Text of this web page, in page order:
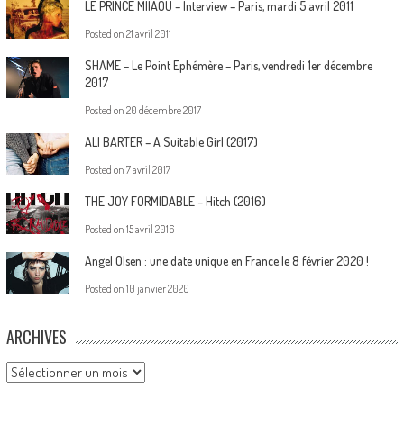
LE PRINCE MIIAOU – Interview – Paris, mardi 5 avril 2011
Posted on 21 avril 2011
SHAME – Le Point Ephémère – Paris, vendredi 1er décembre
2017
Posted on 20 décembre 2017
ALI BARTER – A Suitable Girl (2017)
Posted on 7 avril 2017
THE JOY FORMIDABLE – Hitch (2016)
Posted on 15 avril 2016
Angel Olsen : une date unique en France le 8 février 2020 !
Posted on 10 janvier 2020
ARCHIVES
Archives